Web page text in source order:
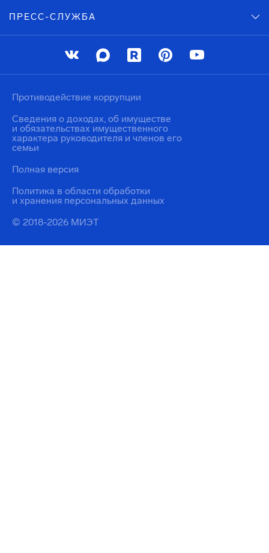
ПРЕСС-СЛУЖБА
© 2018-2026 МИЭТ
Политика в области обработки
и хранения персональных данных
Противодействие коррупции
Сведения о доходах, об имуществе
и обязательствах имущественного
характера руководителя и членов его
семьи
Полная версия